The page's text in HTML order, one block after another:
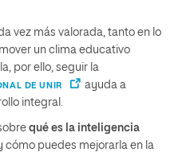
vez más valorada, tanto en lo
un clima educativo
por ello, seguir la
DE UNIR
ayuda a
integral.
qué es la inteligencia
cómo puedes mejorarla en la